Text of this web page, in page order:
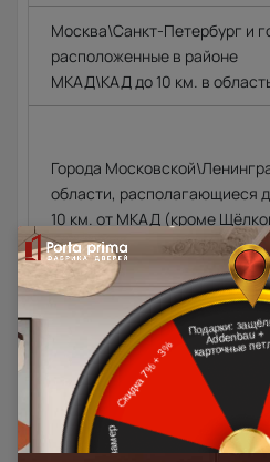
Москва\Санкт-Петербург и
расположенные в районе
МКАД\КАД до 10 км. в
Города
области, располагающиеся
10 км. от МКАД (кроме
шоссе)\КАД
Доставка в регионы
дилера в данном регионе или,
сайта, отдельно
магазина.